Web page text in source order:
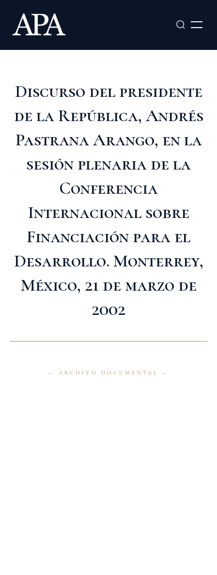
contenido
Discurso del presidente
de la República, Andrés
Pastrana Arango, en la
sesión plenaria de la
Conferencia
Internacional sobre
Financiación para el
Desarrollo. Monterrey,
México, 21 de marzo de
2002